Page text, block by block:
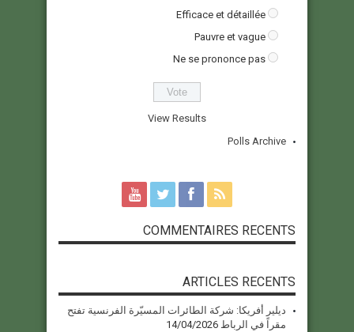
Efficace et détaillée
Pauvre et vague
Ne se prononce pas
View Results
Polls Archive
COMMENTAIRES RECENTS
ARTICLES RECENTS
ديلير أفريكا: شركة الطائرات المسيّرة الفرنسية تفتح
مقراً في الرباط 14/04/2026